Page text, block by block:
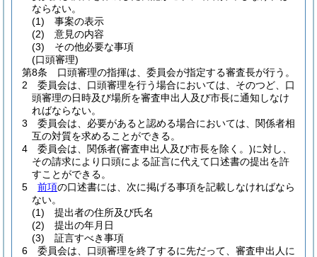
ならない。
(1)
事案の表示
(2)
意見の内容
(3)
その他必要な事項
(口頭審理)
第8条
口頭審理の指揮は、委員会が指定する審査長が行う。
2
委員会は、口頭審理を行う場合においては、そのつど、口
頭審理の日時及び場所を審査申出人及び市長に通知しなけ
ればならない。
3
委員会は、必要があると認める場合においては、関係者相
互の対質を求めることができる。
4
委員会は、関係者(審査申出人及び市長を除く。)に対し、
その請求により口頭による証言に代えて口述書の提出を許
すことができる。
5
前項の口述書には、次に掲げる事項を記載しなければなら
ない。
(1)
提出者の住所及び氏名
(2)
提出の年月日
(3)
証言すべき事項
6
委員会は、口頭審理を終了するに先だって、審査申出人に